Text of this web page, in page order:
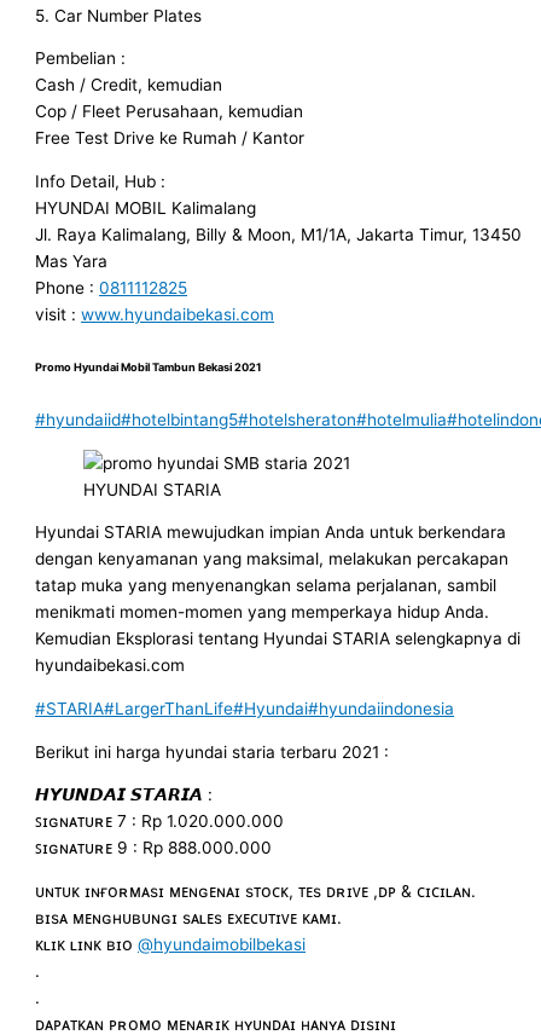
5. Car Number Plates
Pembelian :
Cash / Credit, kemudian
Cop / Fleet Perusahaan, kemudian
Free Test Drive ke Rumah / Kantor
Info Detail, Hub :
HYUNDAI MOBIL Kalimalang
Jl. Raya Kalimalang, Billy & Moon, M1/1A, Jakarta Timur, 13450
Mas Yara
Phone :0811112825
visit :www.hyundaibekasi.com
Promo Hyundai MobilTambunBekasi 2021
#hyundaiid#hotelbintang5#hotelsheraton#hotelmulia
HYUNDAI STARIA
Hyundai STARIA mewujudkan impian Anda untuk berkendara
dengan kenyamanan yang maksimal, melakukan percakapan
tatap muka yang menyenangkan selama perjalanan, sambil
menikmati momen-momen yang memperkaya hidup Anda.
Kemudian Eksplorasi tentang Hyundai STARIA selengkapnya di
hyundaibekasi.com
#STARIA#LargerThanLife#Hyundai#hyundaiindonesia
Berikut ini harga hyundai staria terbaru 2021 :
𝙃𝙔𝙐𝙉𝘿𝘼𝙄 𝙎𝙏𝘼𝙍𝙄𝘼 :
ꜱɪɢɴᴀᴛᴜʀᴇ 7 : Rp 1.020.000.000
ꜱɪɢɴᴀᴛᴜʀᴇ 9 : Rp 888.000.000
ᴜɴᴛᴜᴋ ɪɴғᴏʀᴍᴀsɪ ᴍᴇɴɢᴇɴᴀɪ sᴛᴏᴄᴋ, ᴛᴇs ᴅʀɪᴠᴇ ,ᴅᴘ & ᴄɪᴄɪʟᴀɴ.
ʙɪsᴀ ᴍᴇɴɢʜᴜʙᴜɴɢɪ sᴀʟᴇs ᴇxᴇᴄᴜᴛɪᴠᴇ ᴋᴀᴍɪ.
ᴋʟɪᴋ ʟɪɴᴋ ʙɪᴏ@hyundaimobilbekasi
.
.
ᴅᴀᴘᴀᴛᴋᴀɴ ᴘʀᴏᴍᴏ ᴍᴇɴᴀʀɪᴋ ʜʏᴜɴᴅᴀɪ ʜᴀɴʏᴀ ᴅɪsɪɴɪ